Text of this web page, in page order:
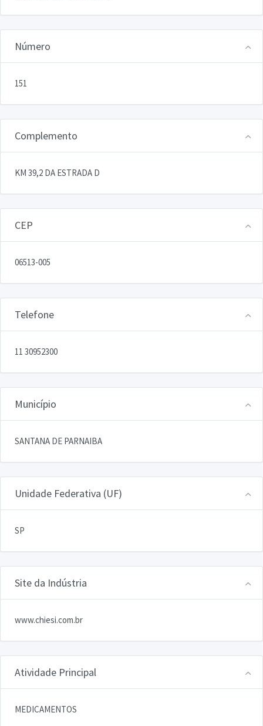
Número
151
Complemento
KM 39,2 DA ESTRADA D
CEP
06513-005
Telefone
11 30952300
Município
SANTANA DE PARNAIBA
Unidade Federativa (UF)
SP
Site da Indústria
www.chiesi.com.br
Atividade Principal
MEDICAMENTOS